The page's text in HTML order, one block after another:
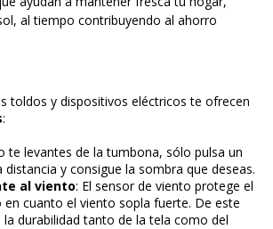
al tiempo contribuyendo al ahorro
toldos y dispositivos eléctricos te ofrecen
:
te levantes de la tumbona, sólo pulsa un
y consigue la sombra que deseas.
al viento: El sensor de viento protege el
cuanto el viento sopla fuerte. De este
durabilidad tanto de la tela como del